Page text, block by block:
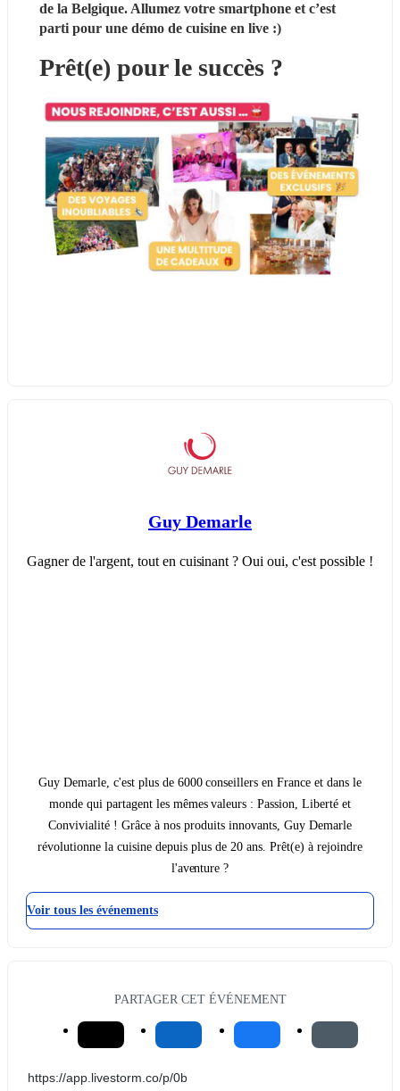
de la Belgique. Allumez votre smartphone et c’est
parti pour une démo de cuisine en live :)
Prêt(e) pour le succès ?
Guy Demarle
Gagner de l'argent, tout en cuisinant ? Oui oui, c'est possible !
Guy Demarle, c'est plus de 6000 conseillers en France et dans le
monde qui partagent les mêmes valeurs : Passion, Liberté et
Convivialité ! Grâce à nos produits innovants, Guy Demarle
révolutionne la cuisine depuis plus de 20 ans. Prêt(e) à rejoindre
l'aventure ?
Voir tous les événements
PARTAGER CET ÉVÉNEMENT